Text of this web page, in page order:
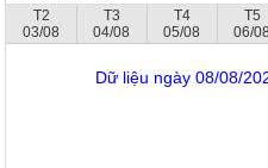
T2
03/08
T3
04/08
T4
05/08
T5
06/08
Dữ liệu ngày 08/08/